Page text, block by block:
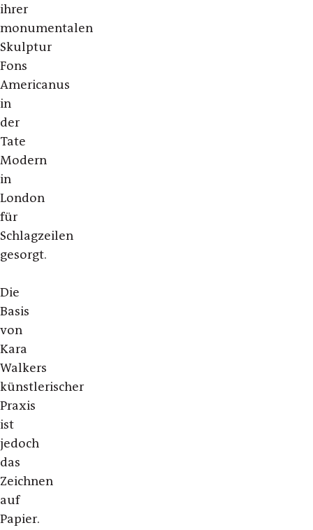
ihrer
monumentalen
Skulptur
Fons
Americanus
in
der
Tate
Modern
in
London
für
Schlagzeilen
gesorgt.
Die
Basis
von
Kara
Walkers
künstlerischer
Praxis
ist
jedoch
das
Zeichnen
auf
Papier.